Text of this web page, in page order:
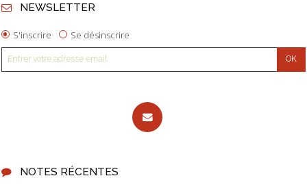
NEWSLETTER
S'inscrire Se désinscrire
NOTES RÉCENTES